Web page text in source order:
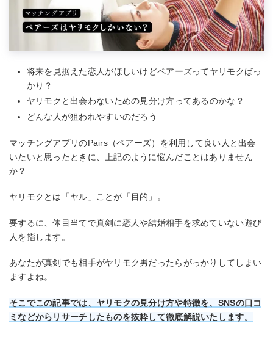
将来を見据えた恋人がほしいけどペアーズってヤリモクばっ
かり？
ヤリモクと出会わないための見分け方ってあるのかな？
どんな人が狙われやすいのだろう
マッチングアプリのPairs（ペアーズ）を利用して良い人と出会
いたいと思ったときに、上記のように悩んだことはありません
か？
ヤリモクとは「ヤル」ことが「目的」。
要するに、体目当てで真剣に恋人や結婚相手を求めていない遊び
人を指します。
あなたが真剣でも相手がヤリモク男だったらがっかりしてしまい
ますよね。
そこでこの記事では、ヤリモクの見分け方や特徴を、SNSの口コ
ミなどからリサーチしたものを抜粋して徹底解説いたします。